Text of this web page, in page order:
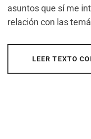
asuntos que sí me
relación con las
LEER TEXTO